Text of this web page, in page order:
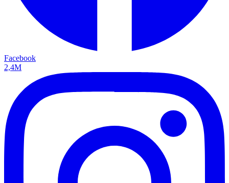
Facebook
2,4M